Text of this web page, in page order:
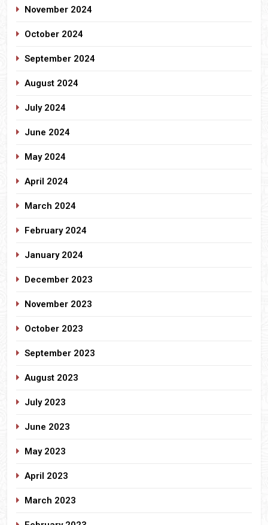
November 2024
October 2024
September 2024
August 2024
July 2024
June 2024
May 2024
April 2024
March 2024
February 2024
January 2024
December 2023
November 2023
October 2023
September 2023
August 2023
July 2023
June 2023
May 2023
April 2023
March 2023